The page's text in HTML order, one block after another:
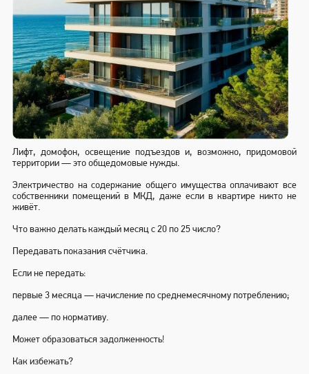
Лифт, домофон, освещение подъездов и, возможно, придомовой
территории — это общедомовые нужды.
Электричество на содержание общего имущества оплачивают все
собственники помещений в МКД, даже если в квартире никто не
живёт.
Что важно делать каждый месяц с 20 по 25 число?
Передавать показания счётчика.
Если не передать:
первые 3 месяца — начисление по среднемесячному потреблению;
далее — по нормативу.
Может образоваться задолженность!
Как избежать?